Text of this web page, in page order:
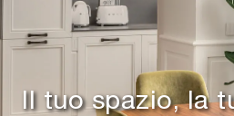
Il tuo spazio, la